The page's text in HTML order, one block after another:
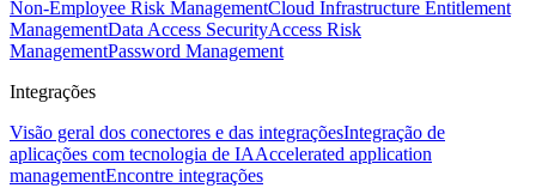
Non-Employee Risk ManagementCloud Infrastructure Entitlement
ManagementData Access SecurityAccess Risk
ManagementPassword Management
Integrações
Visão geral dos conectores e das integraçõesIntegração de
aplicações com tecnologia de IAAccelerated application
managementEncontre integrações